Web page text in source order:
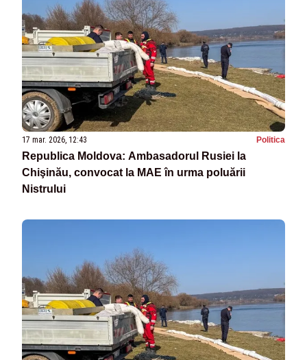
17 mar. 2026, 12:43 Politica
Republica Moldova: Ambasadorul Rusiei la
Chişinău, convocat la MAE în urma poluării
Nistrului